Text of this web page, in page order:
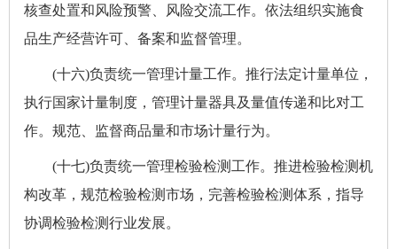
核查处置和风险预警、风险交流工作。依法组织实施食
品生产经营许可、备案和监督管理。
(十六)负责统一管理计量工作。推行法定计量单位，
执行国家计量制度，管理计量器具及量值传递和比对工
作。规范、监督商品量和市场计量行为。
(十七)负责统一管理检验检测工作。推进检验检测机
构改革，规范检验检测市场，完善检验检测体系，指导
协调检验检测行业发展。